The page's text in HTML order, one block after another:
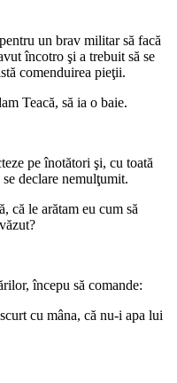
un brav militar să facă
încotro şi a trebuit să se
comenduirea pieţii.
Teacă, să ia o baie.
pe înotători şi, cu toată
declare nemulţumit.
că le arătam eu cum să
începu să comande:
cu mâna, că nu-i apa lui